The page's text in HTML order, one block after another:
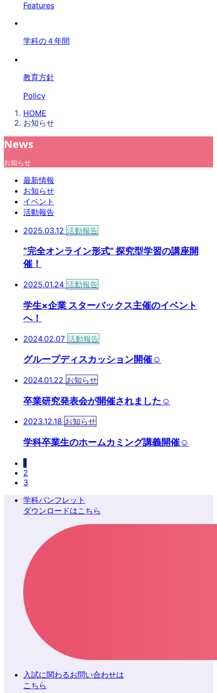
Features
学科の４年間
教育方針
Policy
HOME
お知らせ
News
お知らせ
最新情報
お知らせ
イベント
活動報告
2025.03.12 活動報告
”完全オンライン形式” 探究型学習の講座開
催！
2025.01.24 活動報告
学生×企業 スターバックス主催のイベント
へ！
2024.02.07 活動報告
グループディスカッション開催☺
2024.01.22 お知らせ
卒業研究発表会が開催されました☺
2023.12.18 お知らせ
学科卒業生のホームカミング講義開催☺
1
2
3
学科パンフレット
ダウンロードはこちら
入試に関わるお問い合わせは
こちら